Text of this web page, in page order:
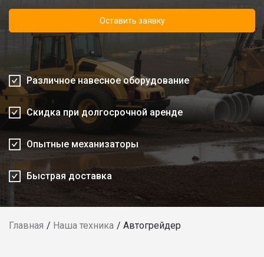
Оставить заявку
Различное навесное оборудование
Скидка при долгосрочной аренде
Опытные механизаторы
Быстрая доставка
Главная Наша техника Автогрейдер